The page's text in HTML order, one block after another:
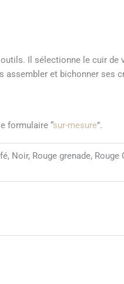
Il sélectionne le cuir de
assembler et bichonner ses
formulaire “sur-mesure”.
Noir, Rouge grenade,